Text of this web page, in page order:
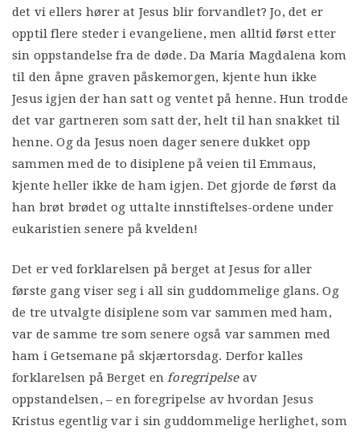
det vi ellers hører at Jesus blir forvandlet? Jo, det er
opptil flere steder i evangeliene, men alltid først etter
sin oppstandelse fra de døde. Da Maria Magdalena kom
til den åpne graven påskemorgen, kjente hun ikke
Jesus igjen der han satt og ventet på henne. Hun trodde
det var gartneren som satt der, helt til han snakket til
henne. Og da Jesus noen dager senere dukket opp
sammen med de to disiplene på veien til Emmaus,
kjente heller ikke de ham igjen. Det gjorde de først da
han brøt brødet og uttalte innstiftelses-ordene under
eukaristien senere på kvelden!
Det er ved forklarelsen på berget at Jesus for aller
første gang viser seg i all sin guddommelige glans. Og
de tre utvalgte disiplene som var sammen med ham,
var de samme tre som senere også var sammen med
ham i Getsemane på skjærtorsdag. Derfor kalles
forklarelsen på Berget en foregripelseav
oppstandelsen, – en foregripelse av hvordan Jesus
Kristus egentlig var i sin guddommelige herlighet, som